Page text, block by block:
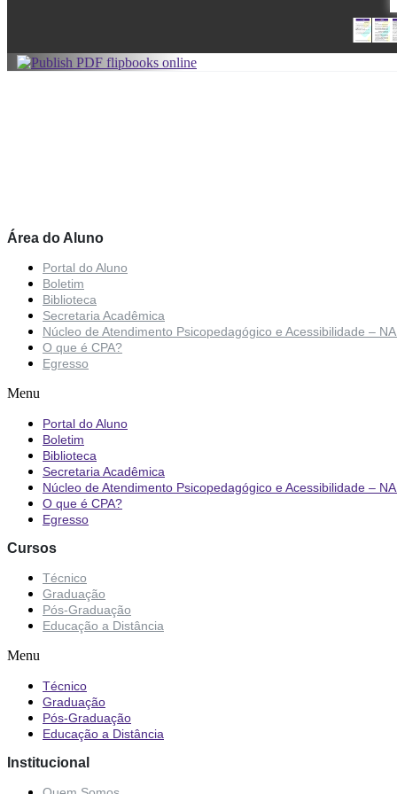
Área do Aluno
Portal do Aluno
Boletim
Biblioteca
Secretaria Acadêmica
Núcleo de Atendimento Psicopedagógico e Acessibilidade –
O que é CPA?
Egresso
Menu
Portal do Aluno
Boletim
Biblioteca
Secretaria Acadêmica
Núcleo de Atendimento Psicopedagógico e Acessibilidade –
O que é CPA?
Egresso
Cursos
Técnico
Graduação
Pós-Graduação
Educação a Distância
Menu
Técnico
Graduação
Pós-Graduação
Educação a Distância
Institucional